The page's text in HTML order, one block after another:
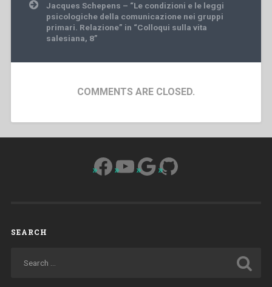
Jacques Schepens – “Le condizioni e le leggi
psicologiche della comunicazione nei gruppi
primari. Relazione” in “Colloqui sulla vita
salesiana, 8”
COMMENTS ARE CLOSED.
Facebook
YouTube
Google
GitHub
SEARCH